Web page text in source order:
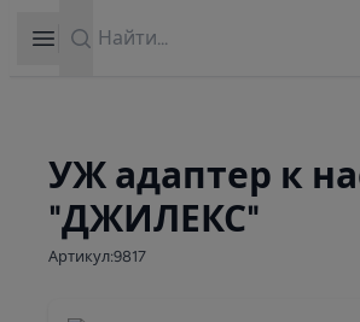
Open sidebar
УЖ адаптер к
"ДЖИЛЕКС"
Артикул:9817